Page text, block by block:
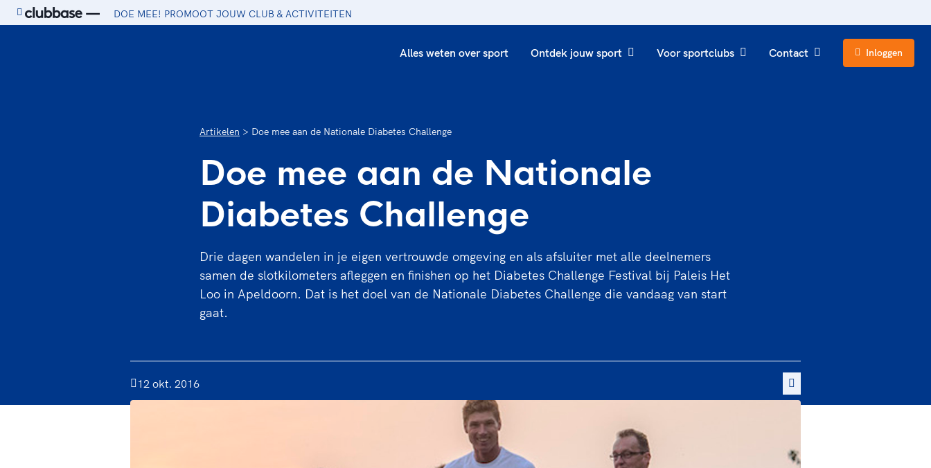
DOE MEE! PROMOOT JOUW CLUB & ACTIVITEITEN
Alles weten over sport Ontdek jouw sport Voor sportclubs Contact Inloggen
Artikelen Doe mee aan de Nationale Diabetes Challenge
Doe mee aan de Nationale
Diabetes Challenge
Drie dagen wandelen in je eigen vertrouwde omgeving en als afsluiter met alle deelnemers
samen de slotkilometers afleggen en finishen op het Diabetes Challenge Festival bij Paleis Het
Loo in Apeldoorn. Dat is het doel van de Nationale Diabetes Challenge die vandaag van start
gaat.
12 okt. 2016